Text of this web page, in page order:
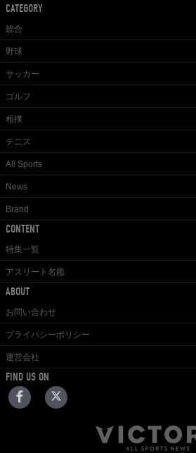
CATEGORY
総合
野球
サッカー
ゴルフ
相撲
テニス
All Sports
News
Brand
CONTENT
特集一覧
アスリート名鑑
ABOUT
お問い合わせ
プライバシーポリシー
運営会社
FIND US ON